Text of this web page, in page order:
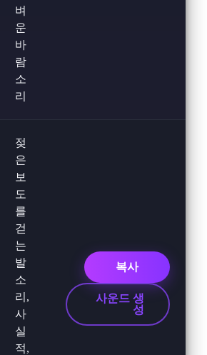
벼
운
바
람
소
리
젖
은
보
도
를
걷
는
발
소
리,
사
실
적,
복사
사운드 생
성